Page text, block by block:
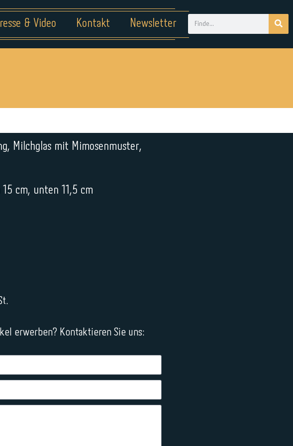
& Video Kontakt Newsletter
Milchglas mit Mimosenmuster,
cm, unten 11,5 cm
erwerben? Kontaktieren Sie uns: